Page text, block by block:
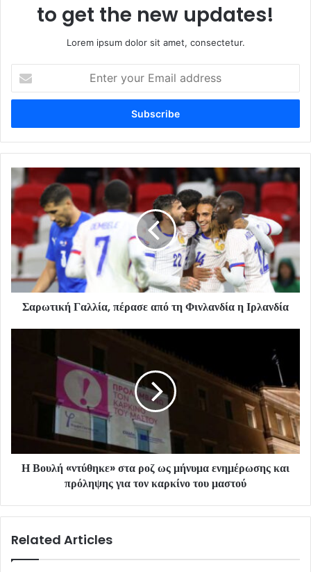
to get the new updates!
Lorem ipsum dolor sit amet, consectetur.
your
Email
Σαρωτική Γαλλία, πέρασε από τη Φινλανδία η Ιρλανδία
Η Βουλή «ντύθηκε» στα ροζ ως μήνυμα ενημέρωσης και
πρόληψης για τον καρκίνο του μαστού
Related Articles